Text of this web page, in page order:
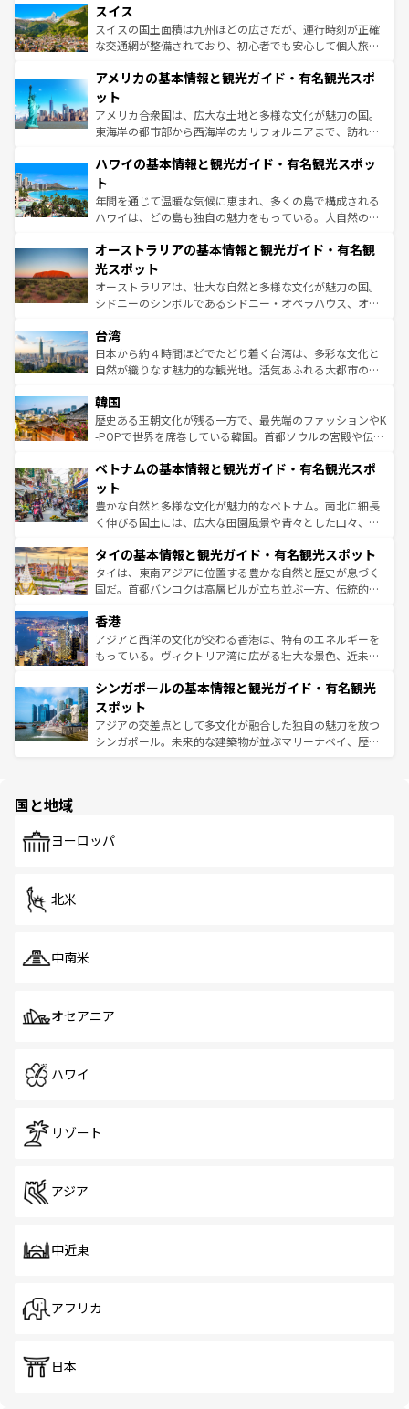
を参照してほしい。
は、お酒好きな人にはぜひ体験してほしい。 なお、新着の
ドイツ情報はコンテンツ一覧を参照してほしい。
リアごとに異なる魅力がある。また、優雅なアフタヌーン
ティー、ビール好きにはたまらない英国パブ、サッカー観
戦など、本場だからこそできる体験も豊富。イギリスを旅
ンツ一覧を参照してほしい。
スイス
スイスの国土面積は九州ほどの広さだが、運行時刻が正確
な交通網が整備されており、初心者でも安心して個人旅行
の建物がそのまま残る町や、スイスならではのユニークな
博物館もあり、アルプス観光だけでなく町歩きも満喫する
ことができる。国民の所得が高いため物価も高いが、旅行
者向けの交通パス提供のサービスもあり、うまく活用すれ
着のスイス情報はコンテンツ一覧を参照してほしい。
アメリカの基本情報と観光ガイド・有名観光スポ
ット
アメリカ合衆国は、広大な土地と多様な文化が魅力の国。
東海岸の都市部から西海岸のカリフォルニアまで、訪れる
のような巨大都市は、観光、ショッピング、エンターテイ
ンメントが詰まった刺激的なスポットだ。一方、アメリカ
西部には大自然が広がり、グランドキャニオンやイエロー
ストーン国立公園といった絶景が堪能できる。さらに、南
文化が魅力。旅行者はアメリカの各地域で異なる魅力を楽
しみながら、その多様性と豊かな歴史を感じることができ
るだろう。車でのロードトリップや列車の旅も、アメリカ
ならではの贅沢な旅のスタイルだ。 なお、新着のアメリカ
情報は コンテンツ一覧 を参照してほしい。
ハワイの基本情報と観光ガイド・有名観光スポッ
ト
年間を通じて温暖な気候に恵まれ、多くの島で構成される
ハワイは、どの島も独自の魅力をもっている。大自然の神
ワイ島は見逃せない。また、定番の観光地といえばオアフ
島だが、静かな自然を求めるならマウイ島やカウアイ島が
おすすめ。エメラルドグリーンに輝く海をはじめ、豊かな
文化や歴史が息づいている。「アロハスピリット」と呼ば
人々、おいしいローカルフードやハワイアンミュージッ
ク、伝統的なフラダンスなど、すべてがハワイの魅力を彩
っている。訪れるたびに新しい発見と感動が待っているハ
はコンテンツ一覧
オーストラリアの基本情報と観光ガイド・有名観
光スポット
オーストラリアは、壮大な自然と多様な文化が魅力の国。
シドニーのシンボルであるシドニー・オペラハウス、オー
リアリーフや大陸中央部にそびえるウルル（エアーズロッ
ク）、タスマニアの美しい原生林やケアンズの熱帯雨林な
ど、見どころがたくさん。また、カフェやワイン、オージ
いる。アクティビティも充実しており、サーフィンやダイ
ビング、ハイキングなど、アウトドア好きにはたまらな
い。オーストラリアの多彩な魅力を存分に味わいつくそ
参照してほしい。
台湾
日本から約４時間ほどでたどり着く台湾は、多彩な文化と
自然が織りなす魅力的な観光地。活気あふれる大都市の台
ン）、静ひつな山岳地帯である台湾東部など、都市の喧騒
と山間の静けさが共存しており、訪れる人に新しい発見と
驚きをもたらしてくれる。また、奥深い台湾の食文化も魅
容にもいいと評判のスイーツなど、バラエティ豊かな料理
照してほしい。
韓国
歴史ある王朝文化が残る一方で、最先端のファッションやK
-POPで世界を席巻している韓国。首都ソウルの宮殿や伝統
き、地方に足を延ばせば四季折々の自然美を楽しむことが
できる。そして、キムチや焼肉、絶品のストリートフード
まで、さまざまな韓国料理が待っている。夜には、韓国な
らではのナイトライフも堪能できる。あたたかいホスピタ
わってみてほしい。 なお、新着の韓国情報はコンテンツ一
覧 を参照してほしい。
ベトナムの基本情報と観光ガイド・有名観光スポ
ット
豊かな自然と多様な文化が魅力的なベトナム。南北に細長
く伸びる国土には、広大な田園風景や青々とした山々、世
急速な発展と共に伝統が息づく。ハノイの古い町並みやホ
ーチミン市のフランス統治時代の建物も、独特の雰囲気を
醸し出している。また、バラエティの豊かさとおいしさで
とつ。フォーやバインミー、ベトナムコーヒーなどは、ぜ
ひ現地で味わいたい。どの地域を訪れてもあたたかい人々
が旅行者を迎えてくれるので、きっと忘れられない旅にな
参照してほしい。
タイの基本情報と観光ガイド・有名観光スポット
タイは、東南アジアに位置する豊かな自然と歴史が息づく
国だ。首都バンコクは高層ビルが立ち並ぶ一方、伝統的な
の活気が交差している。北部ではチェンマイなどの山岳地
帯で自然と触れ合い、南部ではプーケットやクラビの美し
いビーチでリゾート気分を楽しむことができる。タイ料理
激する。気候は一年中温暖で、どの季節にも異なる楽しみ
が待っている。親しみやすいタイの人々、仏教を中心とし
た文化、そして多様な観光資源が、訪れる旅人を魅了し続
ける。 なお、新着のタイ情報はコンテンツ一覧を参照して
香港
アジアと西洋の文化が交わる香港は、特有のエネルギーを
もっている。ヴィクトリア湾に広がる壮大な景色、近未来
み、どこを訪れても感動するはず。観光スポットが密集し
ており、効率よく見どころを回れるのも魅力。息をのむよ
うな絶景から文化的な体験まで、香港を存分に楽しみ尽く
そう。 なお、新着の香港情報はコンテンツ一覧を参照して
シンガポールの基本情報と観光ガイド・有名観光
スポット
アジアの交差点として多文化が融合した独自の魅力を放つ
シンガポール。未来的な建築物が並ぶマリーナベイ、歴史
で、ホーカーズは地元の風情を楽しめる外せないスポット
国と地域
ヨーロッパ
北米
中南米
オセアニア
ハワイ
リゾート
アジア
中近東
アフリカ
日本